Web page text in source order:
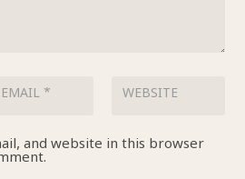
and website in this browser